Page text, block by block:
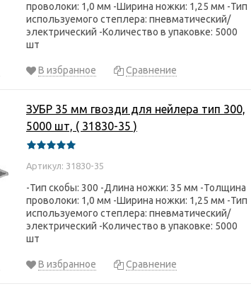
проволоки: 1,0 мм -Ширина ножки: 1,25 мм -Тип
используемого степлера: пневматический/
электрический -Количество в упаковке: 5000
шт
В избранное Сравнение
ЗУБР 35 мм гвозди для нейлера тип 300,
5000 шт, ( 31830-35 )
Артикул: 31830-35
-Тип скобы: 300 -Длина ножки: 35 мм -Толщина
проволоки: 1,0 мм -Ширина ножки: 1,25 мм -Тип
используемого степлера: пневматический/
электрический -Количество в упаковке: 5000
шт
В избранное Сравнение